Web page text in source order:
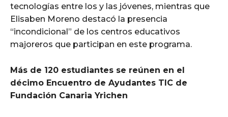
tecnologías entre los y las jóvenes, mientras que
Elisaben Moreno destacó la presencia
“incondicional” de los centros educativos
majoreros que participan en este programa.
Más de 120 estudiantes se reúnen en el
décimo Encuentro de Ayudantes TIC de
Fundación Canaria Yrichen